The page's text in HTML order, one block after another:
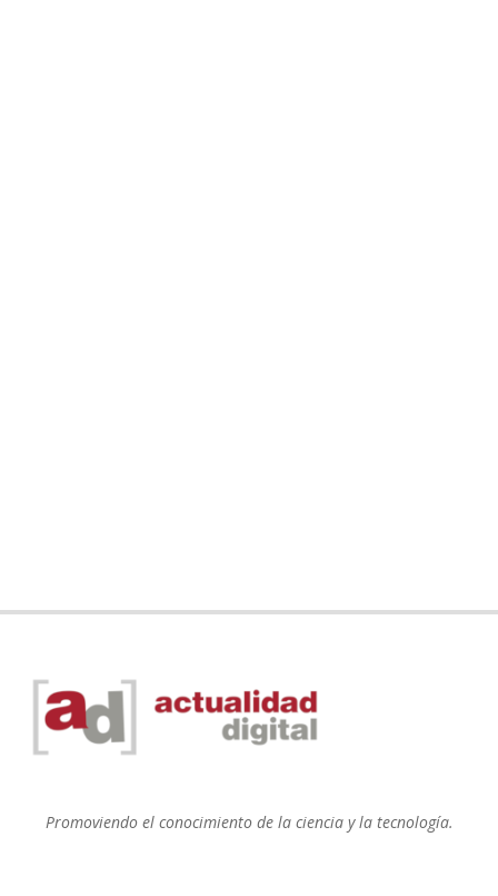
Promoviendo el conocimiento de la ciencia y la tecnología.